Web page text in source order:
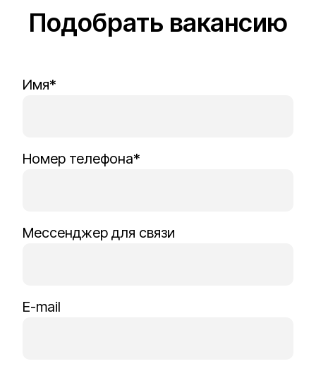
Подобрать вакансию
Имя*
Номер телефона*
Мессенджер для связи
E-mail